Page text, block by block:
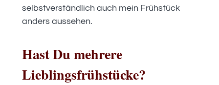
selbstverständlich auch mein Frühstück
anders aussehen.
Hast Du mehrere
Lieblingsfrühstücke?